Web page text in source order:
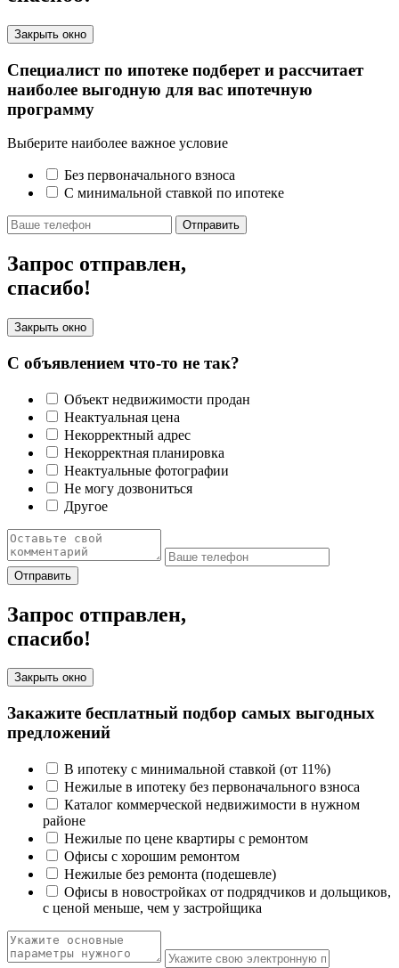
Закрыть окно
Специалист по ипотеке подберет и рассчитает
наиболее выгодную для вас ипотечную
программу
Выберите наиболее важное условие
Без первоначального взноса
С минимальной ставкой по ипотеке
Отправить
Запрос отправлен,
спасибо!
Закрыть окно
С объявлением что-то не так?
Объект недвижимости продан
Неактуальная цена
Некорректный адрес
Некорректная планировка
Неактуальные фотографии
Не могу дозвониться
Другое
Отправить
Запрос отправлен,
спасибо!
Закрыть окно
Закажите бесплатный подбор самых выгодных
предложений
В ипотеку с минимальной ставкой (от 11%)
Нежилые в ипотеку без первоначального взноса
Каталог коммерческой недвижимости в нужном
районе
Нежилые по цене квартиры с ремонтом
Офисы с хорошим ремонтом
Нежилые без ремонта (подешевле)
Офисы в новостройках от подрядчиков и дольщиков,
с ценой меньше, чем у застройщика